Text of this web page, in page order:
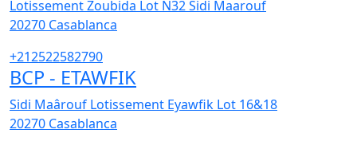
Lotissement Zoubida Lot N32 Sidi Maarouf
20270 Casablanca
+212522582790
BCP - ETAWFIK
Sidi Maârouf Lotissement Eyawfik Lot 16&18
20270 Casablanca